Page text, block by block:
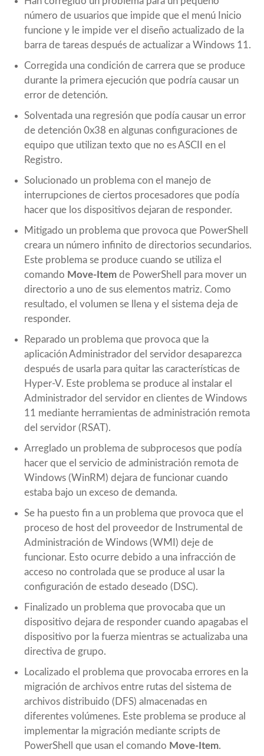
número de usuarios que impide que el menú Inicio
funcione y le impide ver el diseño actualizado de la
barra de tareas después de actualizar a Windows 11.
Corregida una condición de carrera que se produce
durante la primera ejecución que podría causar un
error de detención.
Solventada una regresión que podía causar un error
de detención 0x38 en algunas configuraciones de
equipo que utilizan texto que no es ASCII en el
Registro.
Solucionado un problema con el manejo de
interrupciones de ciertos procesadores que podía
hacer que los dispositivos dejaran de responder.
Mitigado un problema que provoca que PowerShell
creara un número infinito de directorios secundarios.
Este problema se produce cuando se utiliza el
comando Move-Item de PowerShell para mover un
directorio a uno de sus elementos matriz. Como
resultado, el volumen se llena y el sistema deja de
responder.
Reparado un problema que provoca que la
aplicación Administrador del servidor desaparezca
después de usarla para quitar las características de
Hyper-V. Este problema se produce al instalar el
Administrador del servidor en clientes de Windows
11 mediante herramientas de administración remota
del servidor (RSAT).
Arreglado un problema de subprocesos que podía
hacer que el servicio de administración remota de
Windows (WinRM) dejara de funcionar cuando
estaba bajo un exceso de demanda.
Se ha puesto fin a un problema que provoca que el
proceso de host del proveedor de Instrumental de
Administración de Windows (WMI) deje de
funcionar. Esto ocurre debido a una infracción de
acceso no controlada que se produce al usar la
configuración de estado deseado (DSC).
Finalizado un problema que provocaba que un
dispositivo dejara de responder cuando apagabas el
dispositivo por la fuerza mientras se actualizaba una
directiva de grupo.
Localizado el problema que provocaba errores en la
migración de archivos entre rutas del sistema de
archivos distribuido (DFS) almacenadas en
diferentes volúmenes. Este problema se produce al
implementar la migración mediante scripts de
PowerShell que usan el comando Move-Item.